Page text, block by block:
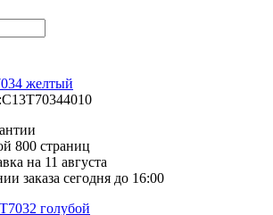
желтый
C13T70344010
800 страниц
на 11 августа
заказа сегодня до 16:00